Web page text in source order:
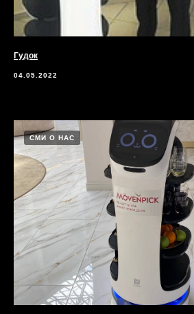
Гудок
04.05.2022
СМИ О НАС